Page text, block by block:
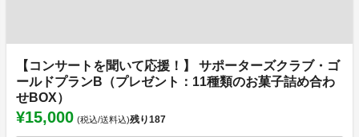
【コンサートを聞いて応援！】 サポーターズクラブ・ゴ
ールドプランB（プレゼント：11種類のお菓子詰め合わ
せBOX）
¥15,000 (税込/送料込)残り187